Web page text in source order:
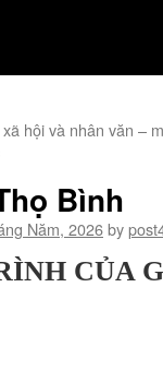
hội và nhân văn –
Bình
Năm, 2026by
CỦA